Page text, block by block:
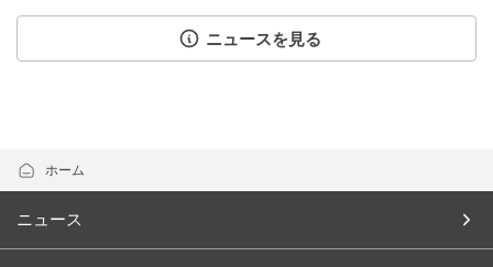
ニュースを見る
ホーム
ニュース